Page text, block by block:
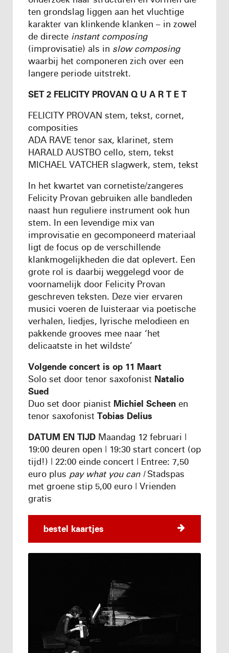
ten grondslag liggen aan het vluchtige
karakter van klinkende klanken – in zowel
de directe instant composing
(improvisatie) als in slow composing
waarbij het componeren zich over een
langere periode uitstrekt.
SET 2 FELICITY PROVAN Q U A R T E T
FELICITY PROVAN stem, tekst, cornet,
composities
ADA RAVE tenor sax, klarinet, stem
HARALD AUSTBO cello, stem, tekst
MICHAEL VATCHER slagwerk, stem, tekst
In het kwartet van cornetiste/zangeres
Felicity Provan gebruiken alle bandleden
naast hun reguliere instrument ook hun
stem. In een levendige mix van
improvisatie en gecomponeerd materiaal
ligt de focus op de verschillende
klankmogelijkheden die dat oplevert. Een
grote rol is daarbij weggelegd voor de
voornamelijk door Felicity Provan
geschreven teksten. Deze vier ervaren
musici voeren de luisteraar via poetische
verhalen, liedjes, lyrische melodieen en
pakkende grooves mee naar ‘het
delicaatste in het wildste’
Volgende concert is op 11 Maart
Solo set door tenor saxofonist Natalio
Sued
Duo set door pianist Michiel Scheen en
tenor saxofonist Tobias Delius
DATUM EN TIJD Maandag 12 februari |
19:00 deuren open | 19:30 start concert (op
tijd!) | 22:00 einde concert | Entree: 7,50
euro plus pay what you can |Stadspas
met groene stip 5,00 euro | Vrienden
gratis
bestel kaartjes